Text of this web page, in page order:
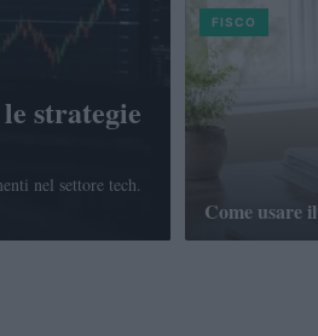
strategie
nel settore tech.
FISCO
Come usare